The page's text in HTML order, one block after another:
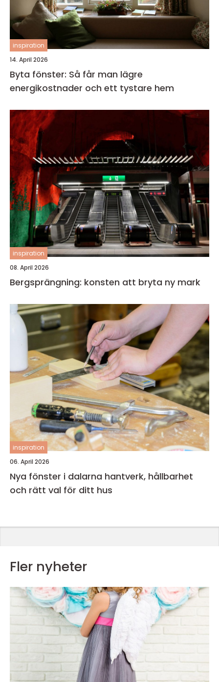
inspiration
14. April 2026
Byta fönster: Så får man lägre
energikostnader och ett tystare hem
inspiration
08. April 2026
Bergsprängning: konsten att bryta ny mark
inspiration
06. April 2026
Nya fönster i dalarna hantverk, hållbarhet
och rätt val för ditt hus
Fler nyheter